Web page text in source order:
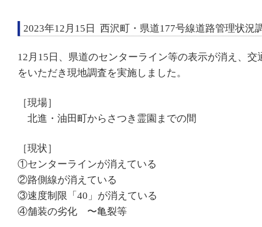
2023年12月15日 西沢町・県道177号線道路管理状況
12月15日、県道のセンターライン等の表示が消え、交
をいただき現地調査を実施しました。
［現場］
北進・油田町からさつき霊園までの間
［現状］
①センターラインが消えている
②路側線が消えている
③速度制限「40」が消えている
④舗装の劣化 〜亀裂等